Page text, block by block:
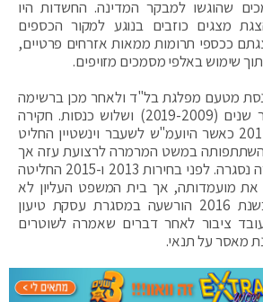
שהוגשו למבקר המדינה. החשדות היו
מצגים כוזבים בנוגע למקור הכספים
ככספי תרומות ממאות אזרחים פרטיים,
שימוש באלפי מסמכים מזויפים.
מטעם מפלגת בל"ד ולאחר מכן ברשימה
המשותפת במשך עשר שנים (2019-2009) ושלוש כנסות. חקירה
נפתחה נגדה כבר ב-2011 כאשר היועמ"ש לשעבר וינשטיין החליט
במשט המרמרה לרצועת עזה אך
בסוופו של דבר החקירה נסגרה. לפני בחירות 2013 ו-2015 החליטה
את מועמדותה, אך בית המשפט העליון לא
אישר את הפסילה. בשנת 2016 הורשעה במסגרת עסקת טיעון
ציבור לאחר דברים שאמרה לשוטרים
מאסר על תנאי.